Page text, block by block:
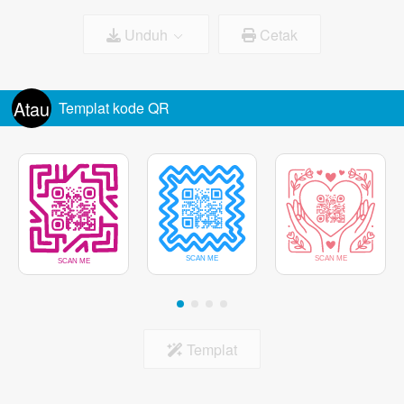
Pusat penanda
Hapus latar belakang di belakang Logo
Unduh Cetak
Atau Templat kode QR
Templat